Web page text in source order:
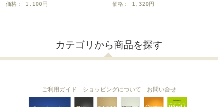
価格： 1,100円 価格： 1,320円
カテゴリから商品を探す
ご利用ガイド ショッピングについて お問い合せ